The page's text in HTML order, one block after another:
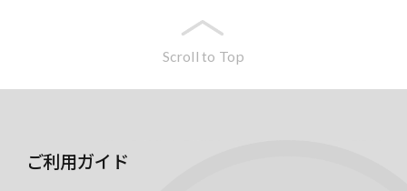
Scroll to Top
ご利用ガイド